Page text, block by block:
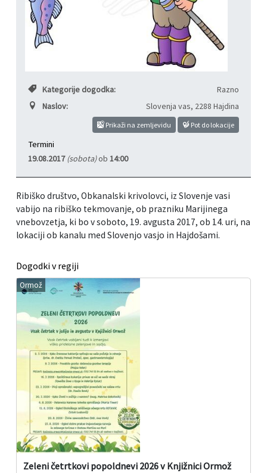
Kategorije dogodka:
Razno
Naslov:
Slovenja vas, 2288 Hajdina
Prikaži na zemljevidu Pot do lokacije
Termini
19.08.2017(sobota)ob 14:00
Ribiško društvo, Obkanalski krivolovci, iz Slovenje vasi
vabijo na ribiško tekmovanje, ob prazniku Marijinega
vnebovzetja, ki bo v soboto, 19. avgusta 2017, ob 14. uri, na
lokaciji ob kanalu med Slovenjo vasjo in Hajdošami.
Dogodki v regiji
Ormož
Zeleni četrtkovi popoldnevi 2026 v Knjižnici Ormož
Informacije javnega značaja
Vizitka občine
Javni razpisi, natečaji, namere...
Projekti in investicije
Priznanja občine
Napovedniki SIP TV